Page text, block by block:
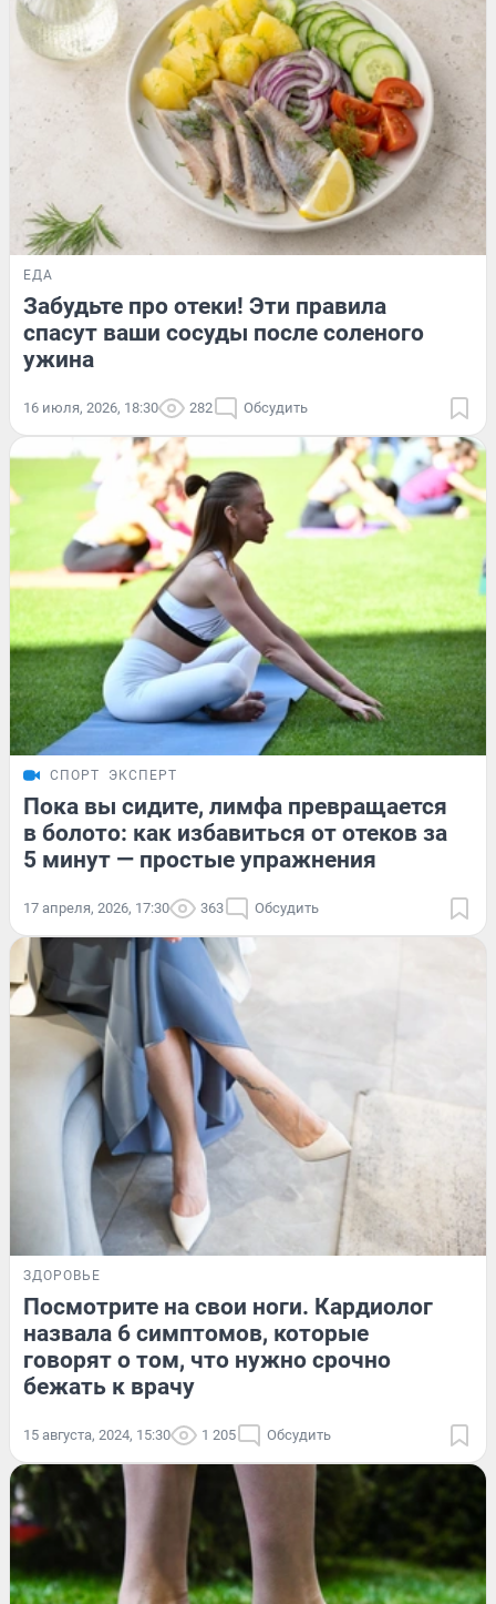
ЕДА
Забудьте про отеки! Эти правила
спасут ваши сосуды после соленого
ужина
16 июля, 2026, 18:30 282 Обсудить
СПОРТ ЭКСПЕРТ
Пока вы сидите, лимфа превращается
в болото: как избавиться от отеков за
5 минут — простые упражнения
17 апреля, 2026, 17:30 363 Обсудить
ЗДОРОВЬЕ
Посмотрите на свои ноги. Кардиолог
назвала 6 симптомов, которые
говорят о том, что нужно срочно
бежать к врачу
15 августа, 2024, 15:30 1 205 Обсудить